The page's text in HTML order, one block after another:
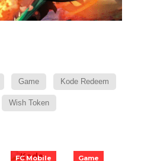
Game Kode Redeem
Wish Token
FC Mobile Game